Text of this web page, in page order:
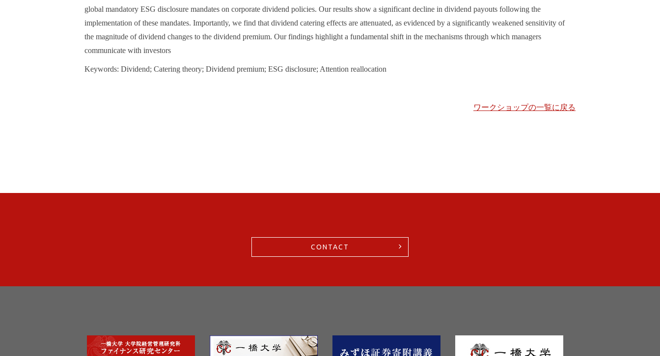
global mandatory ESG disclosure mandates on corporate dividend policies. Our results show a significant decline in dividend payouts following the
implementation of these mandates. Importantly, we find that dividend catering effects are attenuated, as evidenced by a significantly weakened sensitivity of
the magnitude of dividend changes to the dividend premium. Our findings highlight a fundamental shift in the mechanisms through which managers
communicate with investors
Keywords: Dividend; Catering theory; Dividend premium; ESG disclosure; Attention reallocation
ワークショップの一覧に戻る
CONTACT